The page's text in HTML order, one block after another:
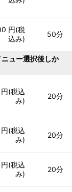
円(税
込み)
50分
ュー選択後しか
(税込
み)
20分
(税込
み)
20分
(税込
み)
20分